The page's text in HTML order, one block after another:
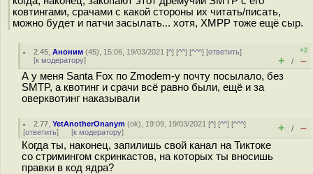
ковтингами, срачами с какой стороны их читать/писать,
можно будет и патчи засылать... хотя, XMPP тоже ещё сыр.
2.45 ,Аноним (45), 15:06, 19/03/2021 [^] [^^] [^^^] [ответить]
[к модератору]
+2
+ / –
А у меня Santa Fox по Zmodem-у почту посылало, без
SMTP, а квотинг и срачи всё равно были, ещё и за
оверквотинг наказывали
2.77 ,YetAnotherOnanym (ok), 19:09, 19/03/2021 [^] [^^] [^^^]
[ответить] [к модератору] + / –
Когда ты, наконец, запилишь свой канал на Тиктоке
со стримингом скринкастов, на которых ты вносишь
правки в код ядра?